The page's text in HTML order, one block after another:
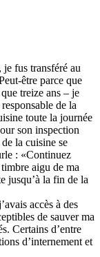
fus transféré au
être parce que
treize ans – je
de la
toute la journée
son inspection
la cuisine se
: «Continuez
aigu de ma
jusqu’à la fin de la
accès à des
de sauver ma
Certains d’entre
d’internement et